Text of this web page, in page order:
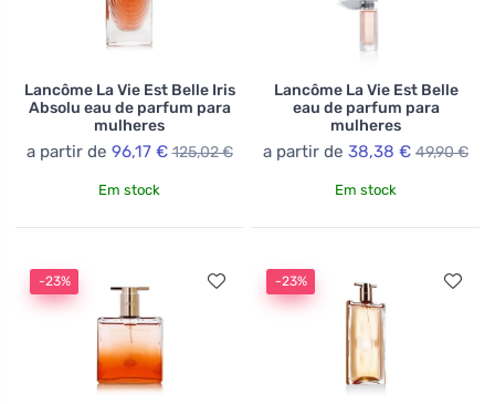
Lancôme La Vie Est Belle Iris
Absolu eau de parfum para
mulheres
a partir de 96,17 € 125,02 €
Em stock
Lancôme La Vie Est Belle
eau de parfum para
mulheres
a partir de 38,38 € 49,90 €
Em stock
-23% -23%